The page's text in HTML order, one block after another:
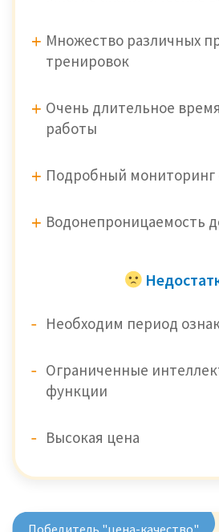
Множество различных
тренировок
Очень длительное
работы
Подробный мониторинг
Водонепроницаемость
Необходим период
Ограниченные
функции
Высокая цена